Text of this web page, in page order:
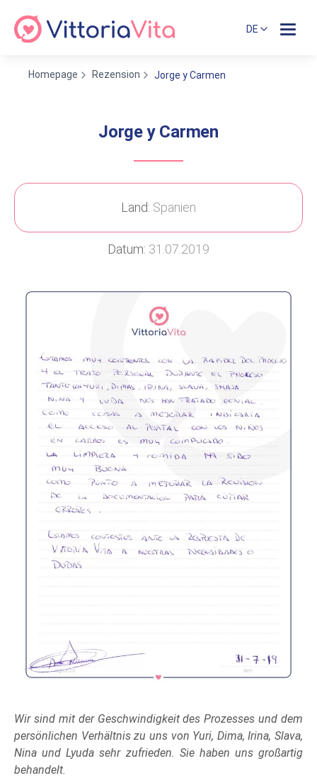
DE
Homepage Rezension Jorge y Carmen
Jorge y Carmen
Land: Spanien
Datum: 31.07.2019
Wir sind mit der Geschwindigkeit des Prozesses und dem
persönlichen Verhältnis zu uns von Yuri, Dima, Irina, Slava,
Nina und Lyuda sehr zufrieden. Sie haben uns großartig
behandelt.